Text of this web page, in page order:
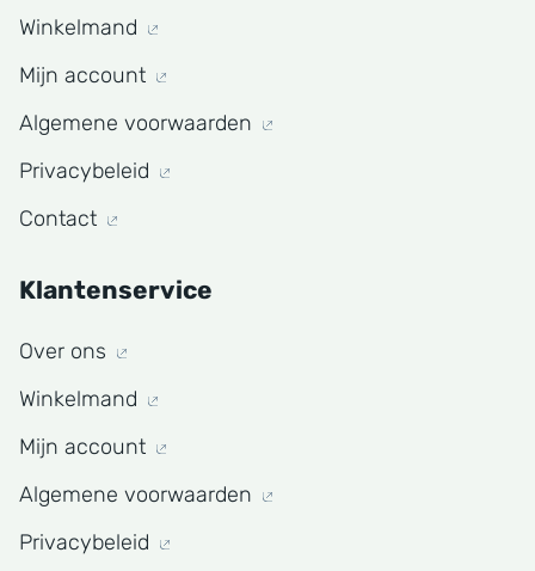
Winkelmand
Mijn account
Algemene voorwaarden
Privacybeleid
Contact
Klantenservice
Over ons
Winkelmand
Mijn account
Algemene voorwaarden
Privacybeleid